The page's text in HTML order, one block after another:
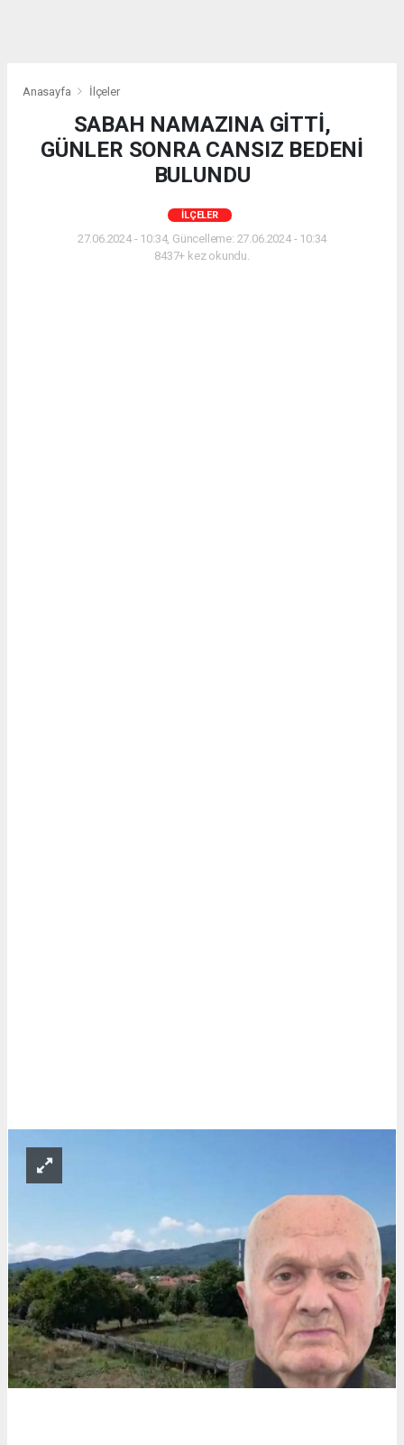
Anasayfa İlçeler
SABAH NAMAZINA GİTTİ,
GÜNLER SONRA CANSIZ BEDENİ
BULUNDU
İLÇELER
27.06.2024 - 10:34, Güncelleme: 27.06.2024 - 10:34
8437+ kez okundu.